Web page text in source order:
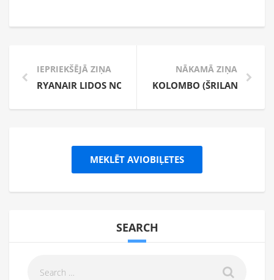
IEPRIEKŠĒJĀ ZIŅA
RYANAIR LIDOS NO KAUŅAS UZ NEAPOLI
NĀKAMĀ ZIŅA
KOLOMBO (ŠRILANKA) –
MEKLĒT AVIOBIĻETES
SEARCH